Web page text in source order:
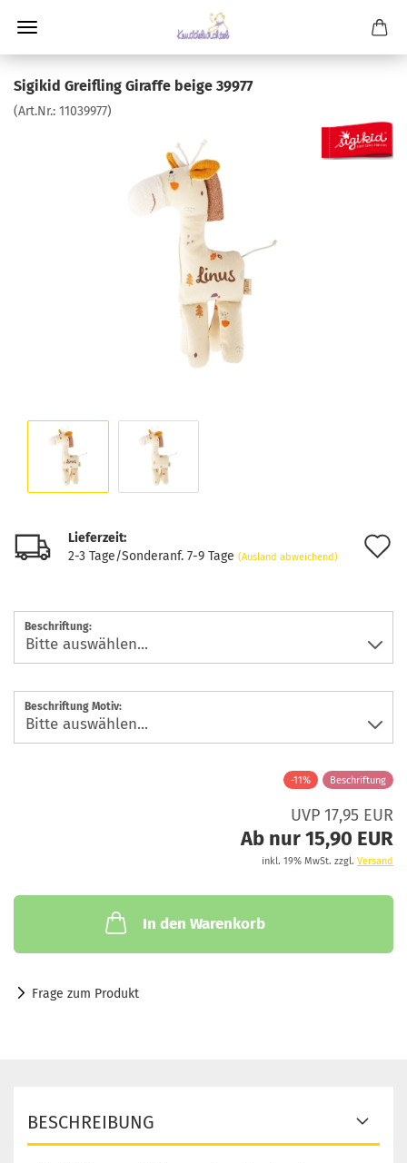
Sigikid Greifling Giraffe beige 39977
(Art.Nr.: 11039977)
Lieferzeit:
2-3 Tage/Sonderanf. 7-9 Tage (Ausland abweichend)
Beschriftung:
Beschriftung Motiv:
-11% Beschriftung
UVP 17,95 EUR
Ab nur 15,90 EUR
inkl. 19% MwSt. zzgl. Versand
In den Warenkorb
Frage zum Produkt
BESCHREIBUNG